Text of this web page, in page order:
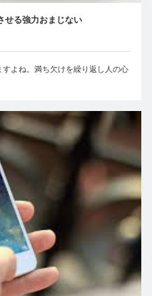
せる強力おまじない
よね。満ち欠けを繰り返し人の心